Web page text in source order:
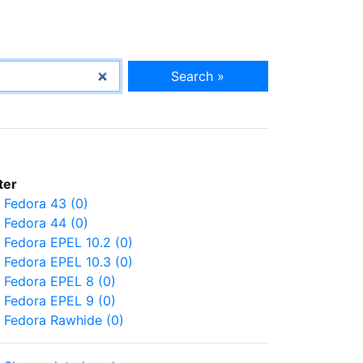
Search »
Fedora 43 (0)
Fedora 44 (0)
Fedora EPEL 10.2 (0)
Fedora EPEL 10.3 (0)
Fedora EPEL 8 (0)
Fedora EPEL 9 (0)
Fedora Rawhide (0)